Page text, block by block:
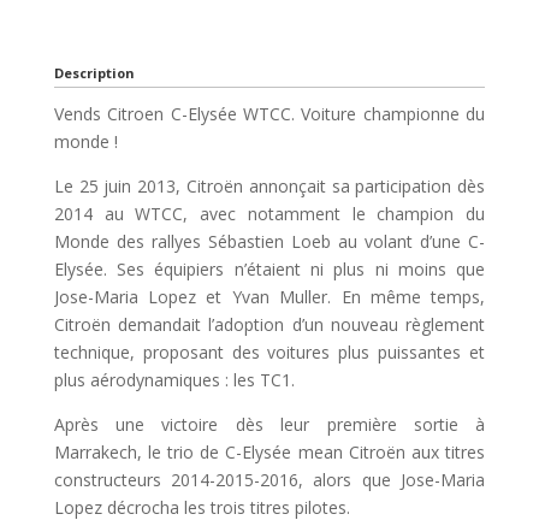
Description
Vends Citroen C-Elysée WTCC. Voiture championne du
monde !
Le 25 juin 2013, Citroën annonçait sa participation dès
2014 au WTCC, avec notamment le champion du
Monde des rallyes Sébastien Loeb au volant d’une C-
Elysée. Ses équipiers n’étaient ni plus ni moins que
Jose-Maria Lopez et Yvan Muller. En même temps,
Citroën demandait l’adoption d’un nouveau règlement
technique, proposant des voitures plus puissantes et
plus aérodynamiques : les TC1.
Après une victoire dès leur première sortie à
Marrakech, le trio de C-Elysée mean Citroën aux titres
constructeurs 2014-2015-2016, alors que Jose-Maria
Lopez décrocha les trois titres pilotes.